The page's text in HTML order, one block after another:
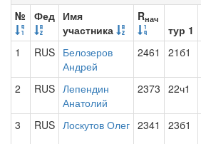
№ Фед Имя
участника
Rнач
тур 1
1
RUS Белозеров
Андрей
2461 21б1
2 RUS Лепендин
Анатолий
2373 22ч1
3 RUS Лоскутов Олег 2341 23б1